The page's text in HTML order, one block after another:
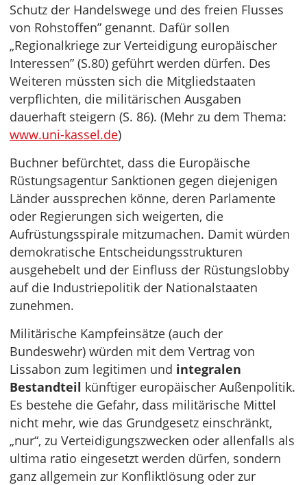
Schutz der Handelswege und des freien Flusses
von Rohstoffen” genannt. Dafür sollen
„Regionalkriege zur Verteidigung europäischer
Interessen” (S.80) geführt werden dürfen. Des
Weiteren müssten sich die Mitgliedstaaten
verpflichten, die militärischen Ausgaben
dauerhaft steigern (S. 86). (Mehr zu dem Thema:
www.uni-kassel.de)
Buchner befürchtet, dass die Europäische
Rüstungsagentur Sanktionen gegen diejenigen
Länder aussprechen könne, deren Parlamente
oder Regierungen sich weigerten, die
Aufrüstungsspirale mitzumachen. Damit würden
demokratische Entscheidungsstrukturen
ausgehebelt und der Einfluss der Rüstungslobby
auf die Industriepolitik der Nationalstaaten
zunehmen.
Militärische Kampfeinsätze (auch der
Bundeswehr) würden mit dem Vertrag von
Lissabon zum legitimen und integralen
Bestandteil künftiger europäischer Außenpolitik.
Es bestehe die Gefahr, dass militärische Mittel
nicht mehr, wie das Grundgesetz einschränkt,
„nur“, zu Verteidigungszwecken oder allenfalls als
ultima ratio eingesetzt werden dürfen, sondern
ganz allgemein zur Konfliktlösung oder zur